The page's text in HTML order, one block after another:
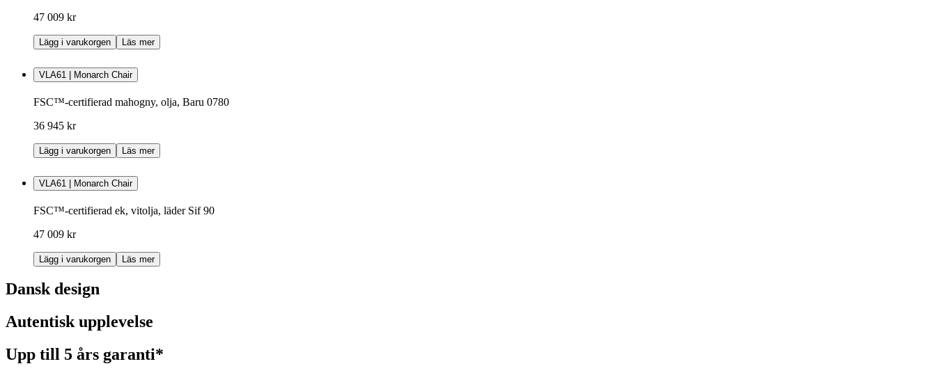
47 009 kr
Lägg i varukorgen Läs mer
VLA61 | Monarch Chair
FSC™-certifierad mahogny, olja, Baru 0780
36 945 kr
Lägg i varukorgen Läs mer
VLA61 | Monarch Chair
FSC™-certifierad ek, vitolja, läder Sif 90
47 009 kr
Lägg i varukorgen Läs mer
Dansk design
Autentisk upplevelse
Upp till 5 års garanti*